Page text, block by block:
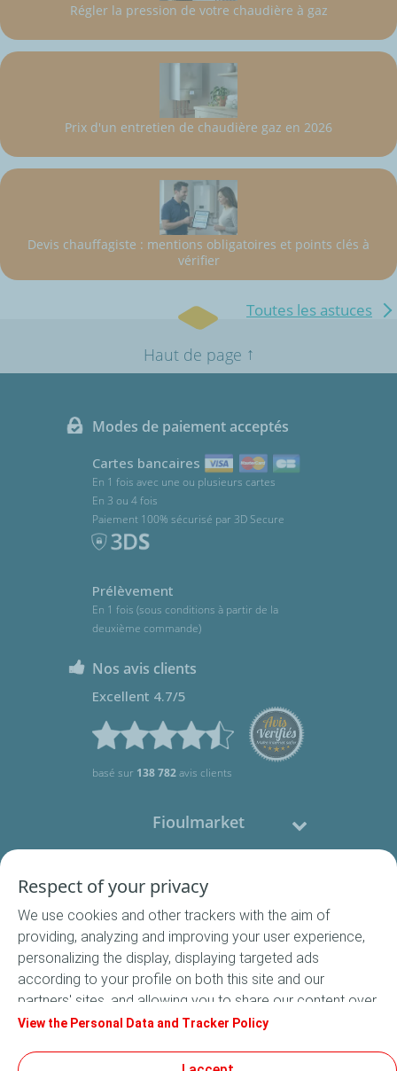
Régler la pression de votre chaudière à gaz
Prix d'un entretien de chaudière gaz en 2026
Devis chauffagiste : mentions obligatoires et points clés à
vérifier
Toutes les astuces
Haut de page ↑
Modes de paiement acceptés
Cartes bancaires
En 1 fois avec une ou plusieurs cartes
En 3 ou 4 fois
Paiement 100% sécurisé par 3D Secure
Prélèvement
En 1 fois (sous conditions à partir de la
deuxième commande)
Nos avis clients
Excellent 4.7/5
basé sur 138 782avis clients
Fioulmarket
Nous contacter
Suivez-nous
Respect of your privacy
We use cookies and other trackers with the aim of
providing, analyzing and improving your user experience,
personalizing the display, displaying targeted ads
according to your profile on both this site and our
partners' sites, and allowing you to share our content over
social media. In accordance with French legislation,
default. You can change your cookie settings at any time
View the Personal Data and Tracker Policy